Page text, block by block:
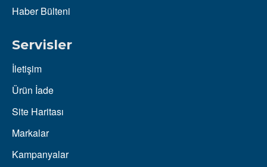
Haber Bülteni
Servisler
İletişim
Ürün İade
Site Haritası
Markalar
Kampanyalar